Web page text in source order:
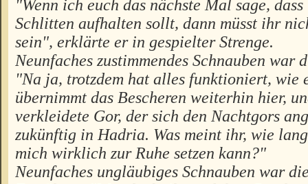
"Wenn ich euch das nächste Mal sage,
Schlitten aufhalten sollt, dann müsst ihr
sein", erklärte er in gespielter Strenge.
Neunfaches zustimmendes Schnauben war
"Na ja, trotzdem hat alles funktioniert, wie
übernimmt das Bescheren weiterhin hier,
verkleidete Gor, der sich den Nachtgors
zukünftig in Hadria. Was meint ihr, wie
mich wirklich zur Ruhe setzen kann?"
Neunfaches ungläubiges Schnauben war